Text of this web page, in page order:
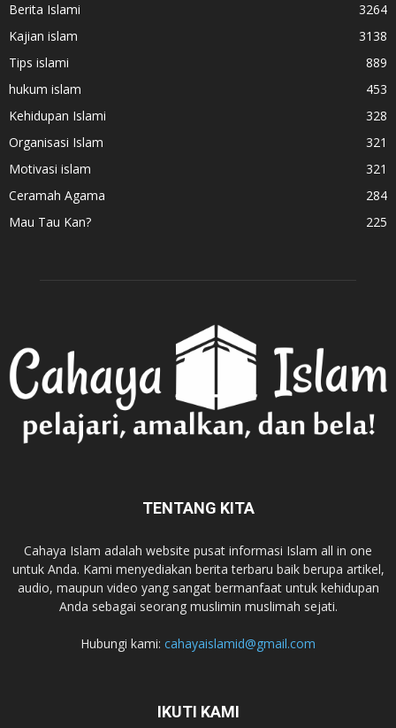
Berita Islami
3264
Kajian islam
3138
Tips islami
889
hukum islam
453
Kehidupan Islami
328
Organisasi Islam
321
Motivasi islam
321
Ceramah Agama
284
Mau Tau Kan?
225
TENTANG KITA
Cahaya Islam adalah website pusat informasi Islam all in one
untuk Anda. Kami menyediakan berita terbaru baik berupa artikel,
audio, maupun video yang sangat bermanfaat untuk kehidupan
Anda sebagai seorang muslimin muslimah sejati.
Hubungi kami: cahayaislamid@gmail.com
IKUTI KAMI